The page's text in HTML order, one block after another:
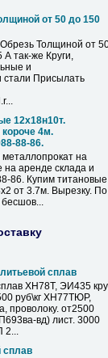
от 50 до 150
Толщиной от
А так-же Круги,
и
стали Присылать
12х18н10т.
4м.
88-86.
на
аренде склада и
86. Купим титановые
от 3.7м. Вырезку. По
сплав
ХН78Т, ЭИ435
руб\кг ХН77ТЮР,
проволоку. от2500
вд) лист. 3000
2...
сплав